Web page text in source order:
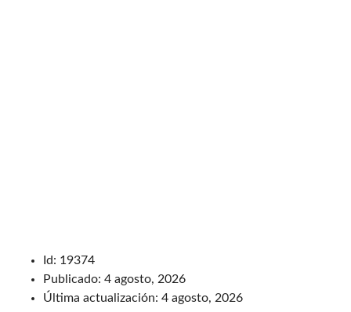
Id: 19374
Publicado: 4 agosto, 2026
Última actualización: 4 agosto, 2026